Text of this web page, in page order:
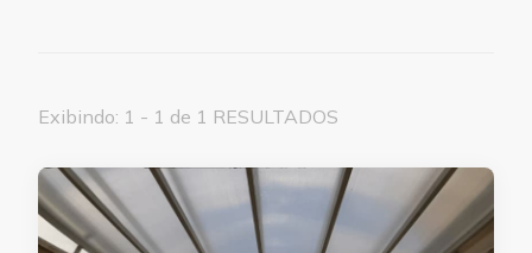
Exibindo: 1 - 1 de 1 RESULTADOS